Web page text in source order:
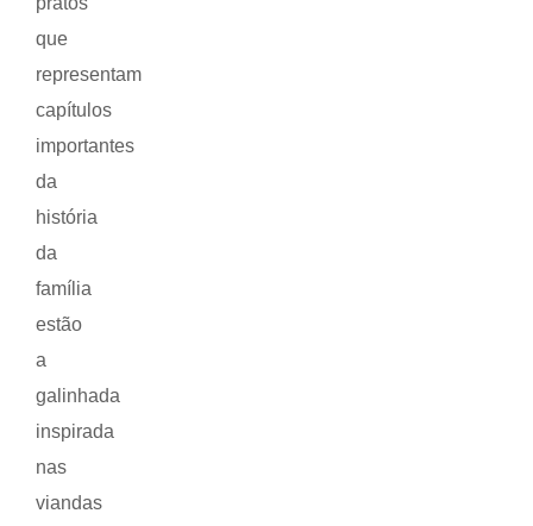
que
representam
capítulos
importantes
da
história
da
família
estão
a
galinhada
inspirada
nas
viandas